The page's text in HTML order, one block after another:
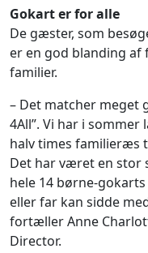
Gokart er for alle
De gæster, som
er en god blanding af
familier.
– Det matcher meget
4All”. Vi har i
halv times familieræs
Det har været en stor
hele 14 børne-
eller far kan sidde
fortæller Anne
Director.